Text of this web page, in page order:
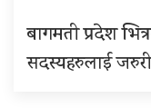
बागमती प्रदेश
सदस्यहरुलाई